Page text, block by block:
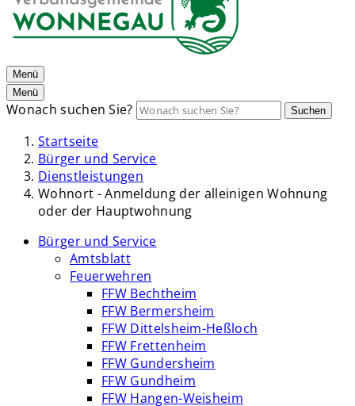
Menü
Menü
Wonach suchen Sie? Suchen
Startseite
Bürger und Service
Dienstleistungen
Wohnort - Anmeldung der alleinigen Wohnung
oder der Hauptwohnung
Bürger und Service
Amtsblatt
Feuerwehren
FFW Bechtheim
FFW Bermersheim
FFW Dittelsheim-Heßloch
FFW Frettenheim
FFW Gundersheim
FFW Gundheim
FFW Hangen-Weisheim